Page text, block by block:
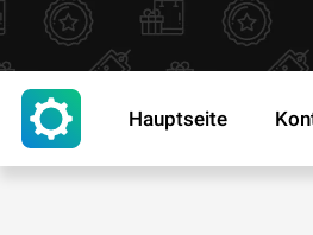
Hauptseite